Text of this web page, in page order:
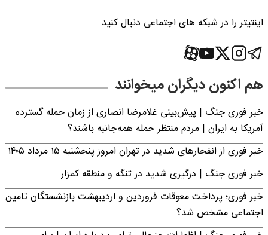
اینتیتر را در شبکه های اجتماعی دنبال کنید
هم اکنون دیگران میخوانند
خبر فوری جنگ | پیش‌بینی غلامرضا انصاری از زمان حمله گسترده
آمریکا به ایران | مردم منتظر حمله همه‌جانبه باشند؟
خبر فوری از انفجارهای شدید در تهران امروز پنجشنبه ۱۵ مرداد ۱۴۰۵
خبر فوری جنگ | درگیری شدید در تنگه و منطقه کمزار
خبر فوری؛ پرداخت معوقات فروردین و اردیبهشت بازنشستگان تامین
اجتماعی مشخص شد؟